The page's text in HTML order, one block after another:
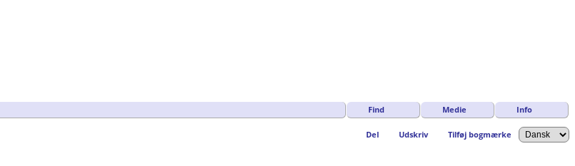
Find Medie Info
Del Udskriv Tilføj bogmærke